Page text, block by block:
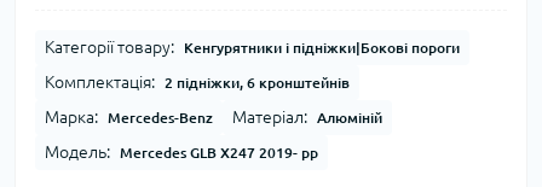
Категорії товару: Кенгурятники і підніжки|Бокові пороги
Комплектація: 2 підніжки, 6 кронштейнів
Марка: Mercedes-Benz Матеріал: Алюміній
Модель: Mercedes GLB X247 2019- рр